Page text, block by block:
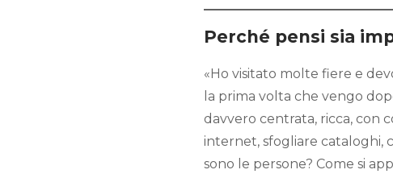
Perché pensi sia
«Ho visitato molte fiere e
la prima volta che vengo
davvero centrata, ricca, con
internet, sfogliare cataloghi,
sono le persone? Come si